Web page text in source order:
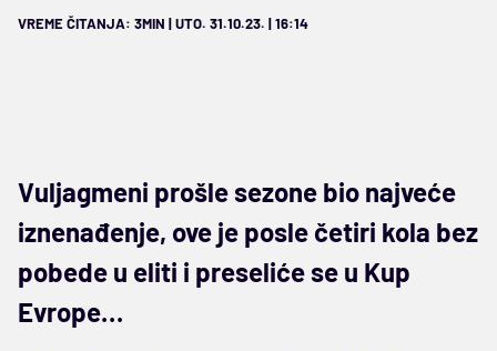
VREME ČITANJA: 3MIN | UTO. 31.10.23. | 16:14
Vuljagmeni prošle sezone bio najveće
iznenađenje, ove je posle četiri kola bez
pobede u eliti i preseliće se u Kup
Evrope…